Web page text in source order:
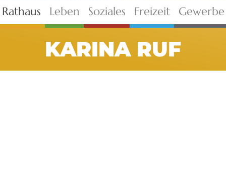
Rathaus Leben Soziales Freizeit Gewerbe
KARINA RUF